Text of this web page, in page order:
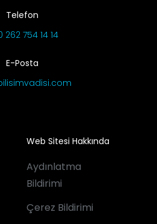
Telefon
262 754 14 14
E-Posta
Web Sitesi Hakkında
Aydınlatma
Bildirimi
Çerez Bildirimi